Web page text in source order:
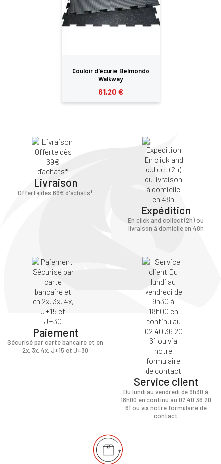
Couloir d'écurie Belmondo
Walkway
61,20 €
Livraison
Offerte dès 69€ d'achats*
Expédition
En click and collect (2h) ou
livraison à domicile en 48h
Paiement
Sécurisé par carte bancaire et en
2x, 3x, 4x, J+15 et J+30
Service client
Du lundi au vendredi de 9h30 à
18h00 en continu au 02 40 36 20
61 ou via notre formulaire de
contact